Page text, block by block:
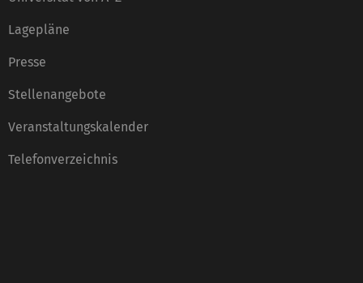
Lagepläne
Presse
Stellenangebote
Veranstaltungskalender
Telefonverzeichnis